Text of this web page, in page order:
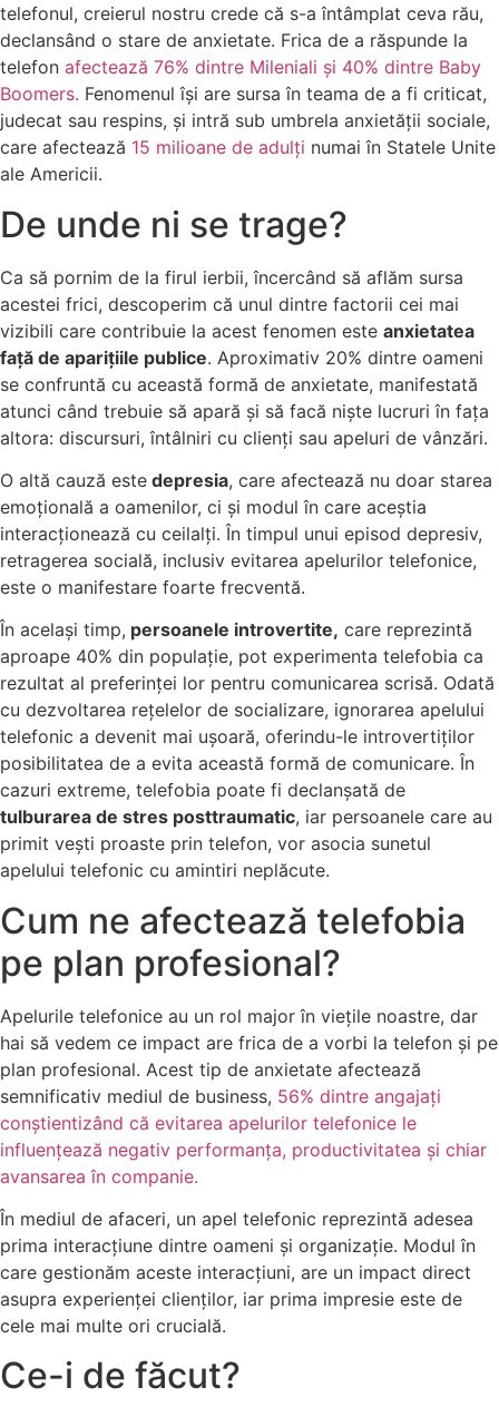
telefonul, creierul nostru crede că s-a întâmplat ceva rău,
declansând o stare de anxietate. Frica de a răspunde la
telefon afectează 76% dintre Mileniali și 40% dintre Baby
Boomers. Fenomenul își are sursa în teama de a fi criticat,
judecat sau respins, și intră sub umbrela anxietății sociale,
care afectează 15 milioane de adulți numai în Statele Unite
ale Americii.
De unde ni se trage?
Ca să pornim de la firul ierbii, încercând să aflăm sursa
acestei frici, descoperim că unul dintre factorii cei mai
vizibili care contribuie la acest fenomen este anxietatea
față de aparițiile publice. Aproximativ 20% dintre oameni
se confruntă cu această formă de anxietate, manifestată
atunci când trebuie să apară și să facă niște lucruri în fața
altora: discursuri, întâlniri cu clienți sau apeluri de vânzări.
O altă cauză este depresia, care afectează nu doar starea
emoțională a oamenilor, ci și modul în care aceștia
interacționează cu ceilalți. În timpul unui episod depresiv,
retragerea socială, inclusiv evitarea apelurilor telefonice,
este o manifestare foarte frecventă.
În același timp, persoanele introvertite, care reprezintă
aproape 40% din populație, pot experimenta telefobia ca
rezultat al preferinței lor pentru comunicarea scrisă. Odată
cu dezvoltarea rețelelor de socializare, ignorarea apelului
telefonic a devenit mai ușoară, oferindu-le introvertiților
posibilitatea de a evita această formă de comunicare. În
cazuri extreme, telefobia poate fi declanșată de
tulburarea de stres posttraumatic, iar persoanele care au
primit vești proaste prin telefon, vor asocia sunetul
apelului telefonic cu amintiri neplăcute.
Cum ne afectează telefobia
pe plan profesional?
Apelurile telefonice au un rol major în viețile noastre, dar
hai să vedem ce impact are frica de a vorbi la telefon și pe
plan profesional. Acest tip de anxietate afectează
semnificativ mediul de business, 56% dintre angajați
conștientizând că evitarea apelurilor telefonice le
influențează negativ performanța, productivitatea și chiar
avansarea în companie.
În mediul de afaceri, un apel telefonic reprezintă adesea
prima interacțiune dintre oameni și organizație. Modul în
care gestionăm aceste interacțiuni, are un impact direct
asupra experienței clienților, iar prima impresie este de
cele mai multe ori crucială.
Ce-i de făcut?